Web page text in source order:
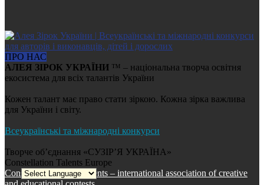
ПРО НАС
АЛЕЯ ЗІРОК УКРАЇНИ ™ – національна творча освітня
екосистема для всіх талантів України
Кожен талант має право стати зіркою. Кожна зірка важлива
для України і світу.
Всеукраїнські та міжнародні конкурси
Творче об’єднання «СУЗІР’Я УКРАЇНА»
Constellation Talents Europe
Constellation World Talents – international association of creative